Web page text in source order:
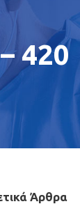
420
Άρθρα